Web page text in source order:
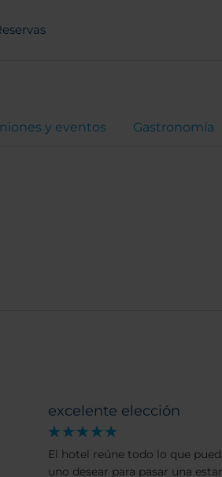
y eventos Gastronomía
excelente elección
El hotel reúne todo lo que
uno desear para pasar una